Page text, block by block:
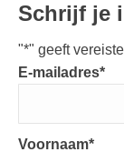
Schrijf je
"*" geeft
E-mailadres*
Voornaam*